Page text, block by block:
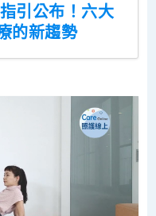
引公布！六大
的新趨勢